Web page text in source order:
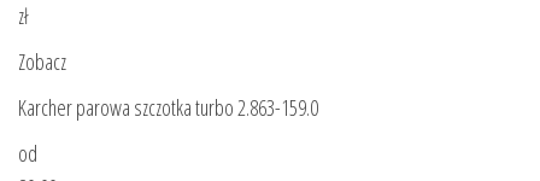
zł
Zobacz
Karcher parowa szczotka turbo 2.863-159.0
od